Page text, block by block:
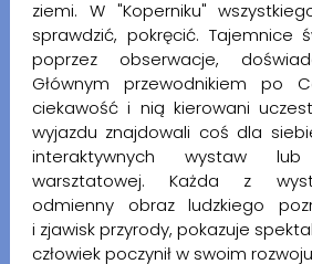
ziemi. W "Koperniku"
sprawdzić, pokręcić. Tajemnice
poprzez obserwacje,
Głównym przewodnikiem po
ciekawość i nią kierowani
wyjazdu znajdowali coś dla
interaktywnych wystaw
warsztatowej. Każda z
odmienny obraz ludzkiego
i zjawisk przyrody, pokazuje
człowiek poczynił w swoim